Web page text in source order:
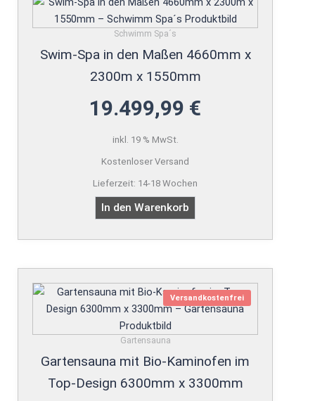
Schwimm Spa´s
Swim-Spa in den Maßen 4660mm x
2300m x 1550mm
19.499,99 €
inkl. 19 % MwSt.
Kostenloser Versand
Lieferzeit: 14-18 Wochen
In den Warenkorb
Versandkostenfrei
Gartensauna
Gartensauna mit Bio-Kaminofen im
Top-Design 6300mm x 3300mm